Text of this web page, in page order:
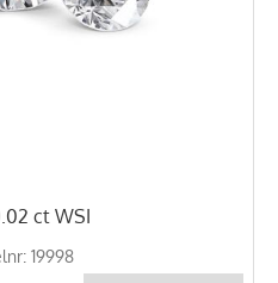
ct WSI
19998